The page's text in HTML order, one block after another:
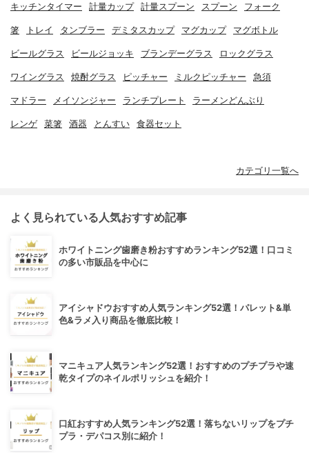
キッチンタイマー 計量カップ 計量スプーン スプーン フォーク
箸 トレイ タンブラー デミタスカップ マグカップ マグボトル
ビールグラス ビールジョッキ ブランデーグラス ロックグラス
ワイングラス 焼酎グラス ピッチャー ミルクピッチャー 急須
マドラー メイソンジャー ランチプレート ラーメンどんぶり
レンゲ 菜箸 酒器 とんすい 食器セット
カテゴリ一覧へ
よく見られている人気おすすめ記事
ホワイトニング歯磨き粉おすすめランキング52選！口コミ
の多い市販品を中心に
アイシャドウおすすめ人気ランキング52選！パレット&単
色&ラメ入り商品を徹底比較！
マニキュア人気ランキング52選！おすすめのプチプラや速
乾タイプのネイルポリッシュを紹介！
口紅おすすめ人気ランキング52選！落ちないリップをプチ
プラ・デパコス別に紹介！